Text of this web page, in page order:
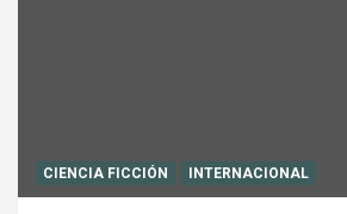
CIENCIA FICCIÓN INTERNACIONAL